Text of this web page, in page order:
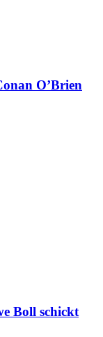
O’Brien
Boll schickt